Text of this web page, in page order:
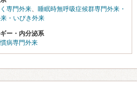
専門外来、 睡眠時無呼吸症候群専門外来・
・いびき外来
ー・内分泌系
病専門外来